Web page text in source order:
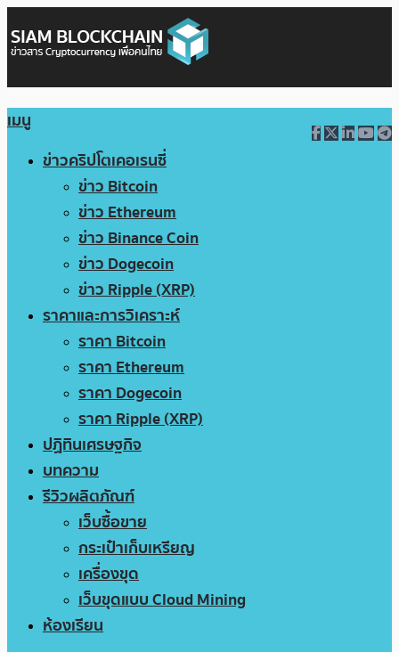
เมนู
ข่าวคริปโตเคอเรนซี่
ข่าว Bitcoin
ข่าว Ethereum
ข่าว Binance Coin
ข่าว Dogecoin
ข่าว Ripple (XRP)
ราคาและการวิเคราะห์
ราคา Bitcoin
ราคา Ethereum
ราคา Dogecoin
ราคา Ripple (XRP)
ปฏิทินเศรษฐกิจ
บทความ
รีวิวผลิตภัณฑ์
เว็บซื้อขาย
กระเป๋าเก็บเหรียญ
เครื่องขุด
เว็บขุดแบบ Cloud Mining
ห้องเรียน